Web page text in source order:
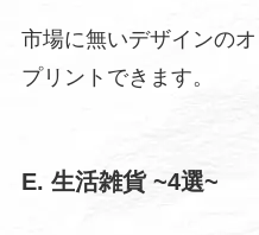
市場に無いデザインの
プリントできます。
E. 生活雑貨~4選~